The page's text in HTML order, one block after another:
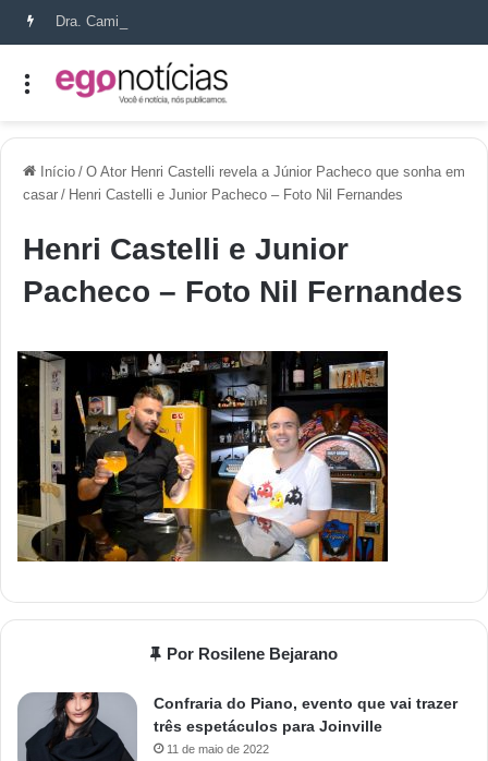
Início / O Ator Henri Castelli revela a Júnior Pacheco que sonha em
casar / Henri Castelli e Junior Pacheco – Foto Nil Fernandes
Henri Castelli e Junior
Pacheco – Foto Nil Fernandes
Por Rosilene Bejarano
Confraria do Piano, evento que vai trazer
três espetáculos para Joinville
11 de maio de 2022